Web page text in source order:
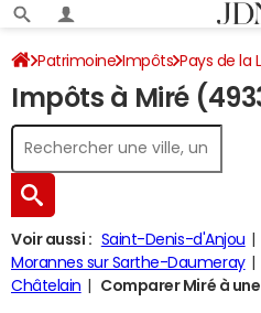
Patrimoine Impôts Pays de la
Impôt sur le revenu
Impôts à Miré
Voir aussi : Saint-Denis-d'Anjou
Morannes sur Sarthe-Daumeray
Châtelain
Comparer Miré à